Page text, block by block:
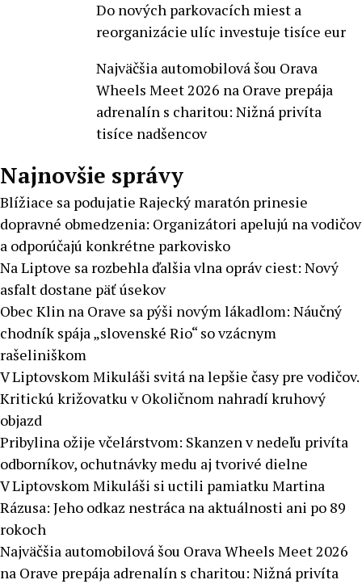
Do nových parkovacích miest a
reorganizácie ulíc investuje tisíce eur
Najväčšia automobilová šou Orava
Wheels Meet 2026 na Orave prepája
adrenalín s charitou: Nižná privíta
tisíce nadšencov
Najnovšie správy
Blížiace sa podujatie Rajecký maratón prinesie
dopravné obmedzenia: Organizátori apelujú na vodičov
a odporúčajú konkrétne parkovisko
Na Liptove sa rozbehla ďalšia vlna opráv ciest: Nový
asfalt dostane päť úsekov
Obec Klin na Orave sa pýši novým lákadlom: Náučný
chodník spája „slovenské Rio“ so vzácnym
rašeliniškom
V Liptovskom Mikuláši svitá na lepšie časy pre vodičov.
Kritickú križovatku v Okoličnom nahradí kruhový
objazd
Pribylina ožije včelárstvom: Skanzen v nedeľu privíta
odborníkov, ochutnávky medu aj tvorivé dielne
V Liptovskom Mikuláši si uctili pamiatku Martina
Rázusa: Jeho odkaz nestráca na aktuálnosti ani po 89
rokoch
Najväčšia automobilová šou Orava Wheels Meet 2026
na Orave prepája adrenalín s charitou: Nižná privíta